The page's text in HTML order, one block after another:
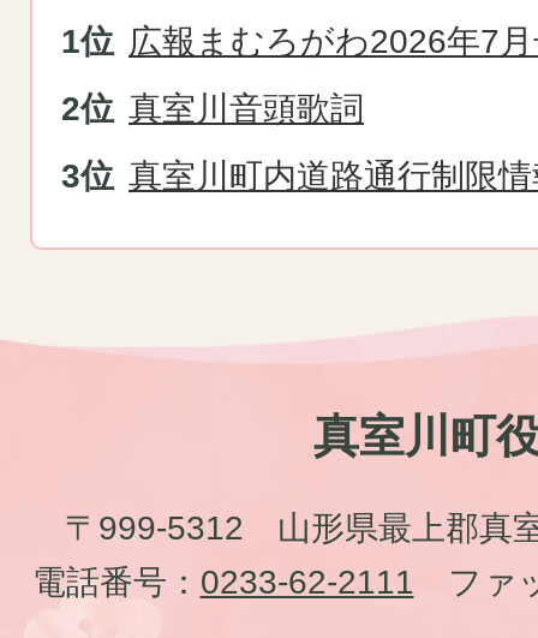
広報まむろがわ2026年7
真室川音頭歌詞
真室川町内道路通行制限
真室川町
〒999-5312 山形県最上郡真
電話番号： 0233-62-2111 ファ